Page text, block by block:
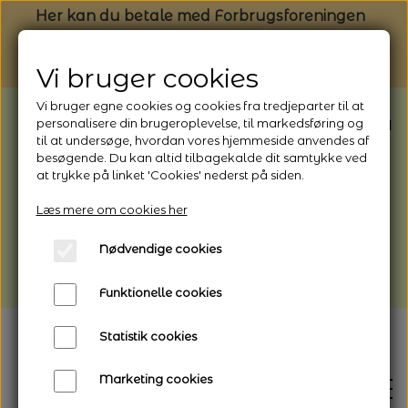
Her kan du betale med Forbrugsforeningen
BEMÆRK: Butikken har ferielukket* fra
1/8 - 9/8 - 2026
*Webshoppen er åben og sender hele
afhentning
Vi gør opmærksom på, at der kan være lidt
længere leveringstid
Vi bruger cookies
Vi bruger egne cookies og cookies fra tredjeparter til at
personalisere din brugeroplevelse, til markedsføring og
til at undersøge, hvordan vores hjemmeside anvendes af
besøgende. Du kan altid tilbagekalde dit samtykke ved
at trykke på linket 'Cookies' nederst på siden.
Læs mere om cookies her
Nødvendige cookies
Funktionelle cookies
Statistik cookies
Marketing cookies